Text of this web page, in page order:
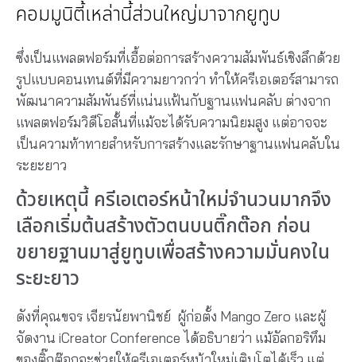
คอมมูนิตี้เหล่านี้ส่วนใหญ่มาจากยูทูบ
ซึ่งเป็นแพลตฟอร์มที่เอื้อต่อการสร้างความสัมพันธ์เชิงลึกด้วย
รูปแบบคอนเทนต์ที่มีความยาวกว่า ทำให้ครีเอเตอร์สามารถ
พัฒนาความสัมพันธ์ที่แน่นแฟ้นกับฐานแฟนคลับ ต่างจาก
แพลตฟอร์มวิดีโอสั้นที่แม้จะได้รับความนิยมสูง แต่อาจจะ
เป็นความท้าทายสำหรับการสร้างและรักษาฐานแฟนคลับใน
ระยะยาว
ด้วยเหตุนี้ ครีเอเตอร์หน้าใหม่จำนวนมากจึง
เลือกเริ่มต้นสร้างตัวตนบนติ๊กต๊อก ก่อน
ขยายฐานมาสู่ยูทูบเพื่อสร้างความมั่นคงใน
ระยะยาว
ดังที่คุณขจร เจียรนัยพานิชย์ ผู้ก่อตั้ง Mango Zero และผู้
จัดงาน iCreator Conference ได้อธิบายว่า แม้อัลกอริทึม